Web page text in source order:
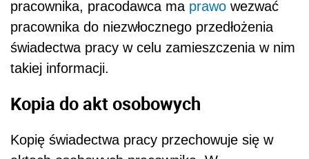
pracownika, pracodawca ma prawo wezwać
pracownika do niezwłocznego przedłożenia
świadectwa pracy w celu zamieszczenia w nim
takiej informacji.
Kopia do akt osobowych
Kopię świadectwa pracy przechowuje się w